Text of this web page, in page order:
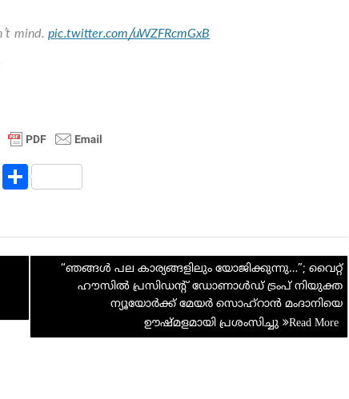
mind. pic.twitter.com/uWZFRcmGxB
R S
e
“ഞങ്ങൾ പല കാര്യങ്ങളിലും യോജിക്കുന്നു…”; വൈറ്റ്
ഹൗസിൽ പ്രസിഡന്റ് ഡോണാള്‍ഡ് ട്രം‌പ് നിയുക്ത
ന്യൂയോര്‍ക്ക് മേയര്‍ സൊഹ്‌റാന്‍ മംദാനിയെ
ഊഷ്മളമായി പ്രശംസിച്ചു